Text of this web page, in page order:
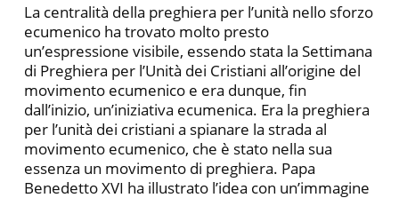
La centralità della preghiera per l’unità nello sforzo
ecumenico ha trovato molto presto
un’espressione visibile, essendo stata la Settimana
di Preghiera per l’Unità dei Cristiani all’origine del
movimento ecumenico e era dunque, fin
dall’inizio, un’iniziativa ecumenica. Era la preghiera
per l’unità dei cristiani a spianare la strada al
movimento ecumenico, che è stato nella sua
essenza un movimento di preghiera. Papa
Benedetto XVI ha illustrato l’idea con un’immagine